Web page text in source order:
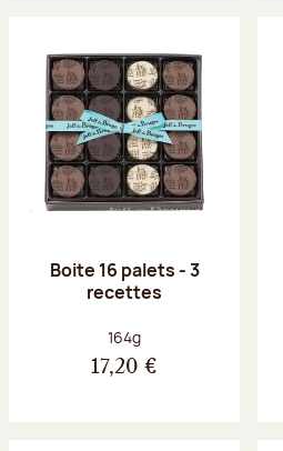
Boite 16 palets - 3
recettes
Poids net :
164g
17,20 €